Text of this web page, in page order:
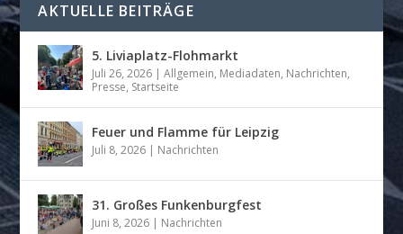
AKTUELLE BEITRÄGE
5. Liviaplatz-Flohmarkt
Juli 26, 2026 |Allgemein, Mediadaten, Nachrichten,
Presse, Startseite
Feuer und Flamme für Leipzig
Juli 8, 2026 | Nachrichten
31. Großes Funkenburgfest
Juni 8, 2026 | Nachrichten